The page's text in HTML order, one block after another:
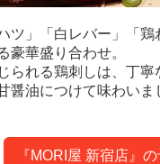
ツ」「白レバー」「
豪華盛り合わせ。
られる鶏刺しは、丁
醤油につけて味わいま
『MORI屋 新宿店』